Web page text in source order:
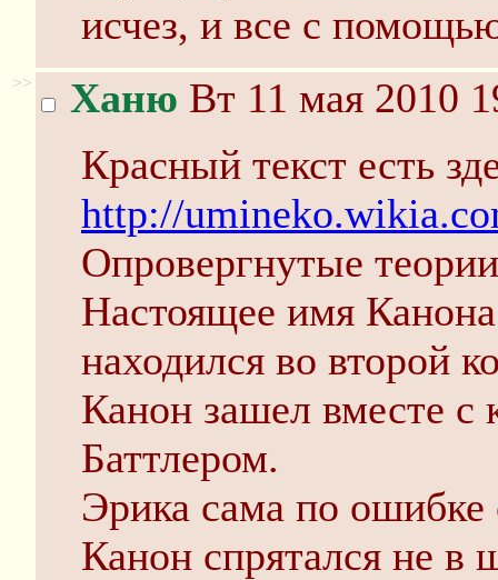
исчез, и все с
>> Ханю Вт 11 мая 2010
Красный текст есть
http://
Опровергнутые
Настоящее имя
находился во второй
Канон зашел вместе с
Баттлером.
Эрика сама по ошибке
Канон спрятался не в